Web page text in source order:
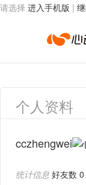
请选择 进入手机版 |
个人资料
cczhengwei
统计信息 好友数 0